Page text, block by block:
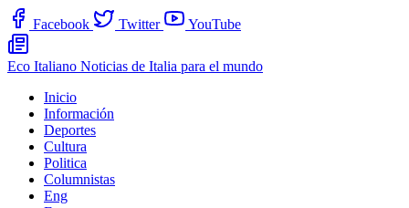
Facebook Twitter YouTube
Eco Italiano Noticias de Italia para el mundo
Inicio
Información
Deportes
Cultura
Politica
Columnistas
Eng